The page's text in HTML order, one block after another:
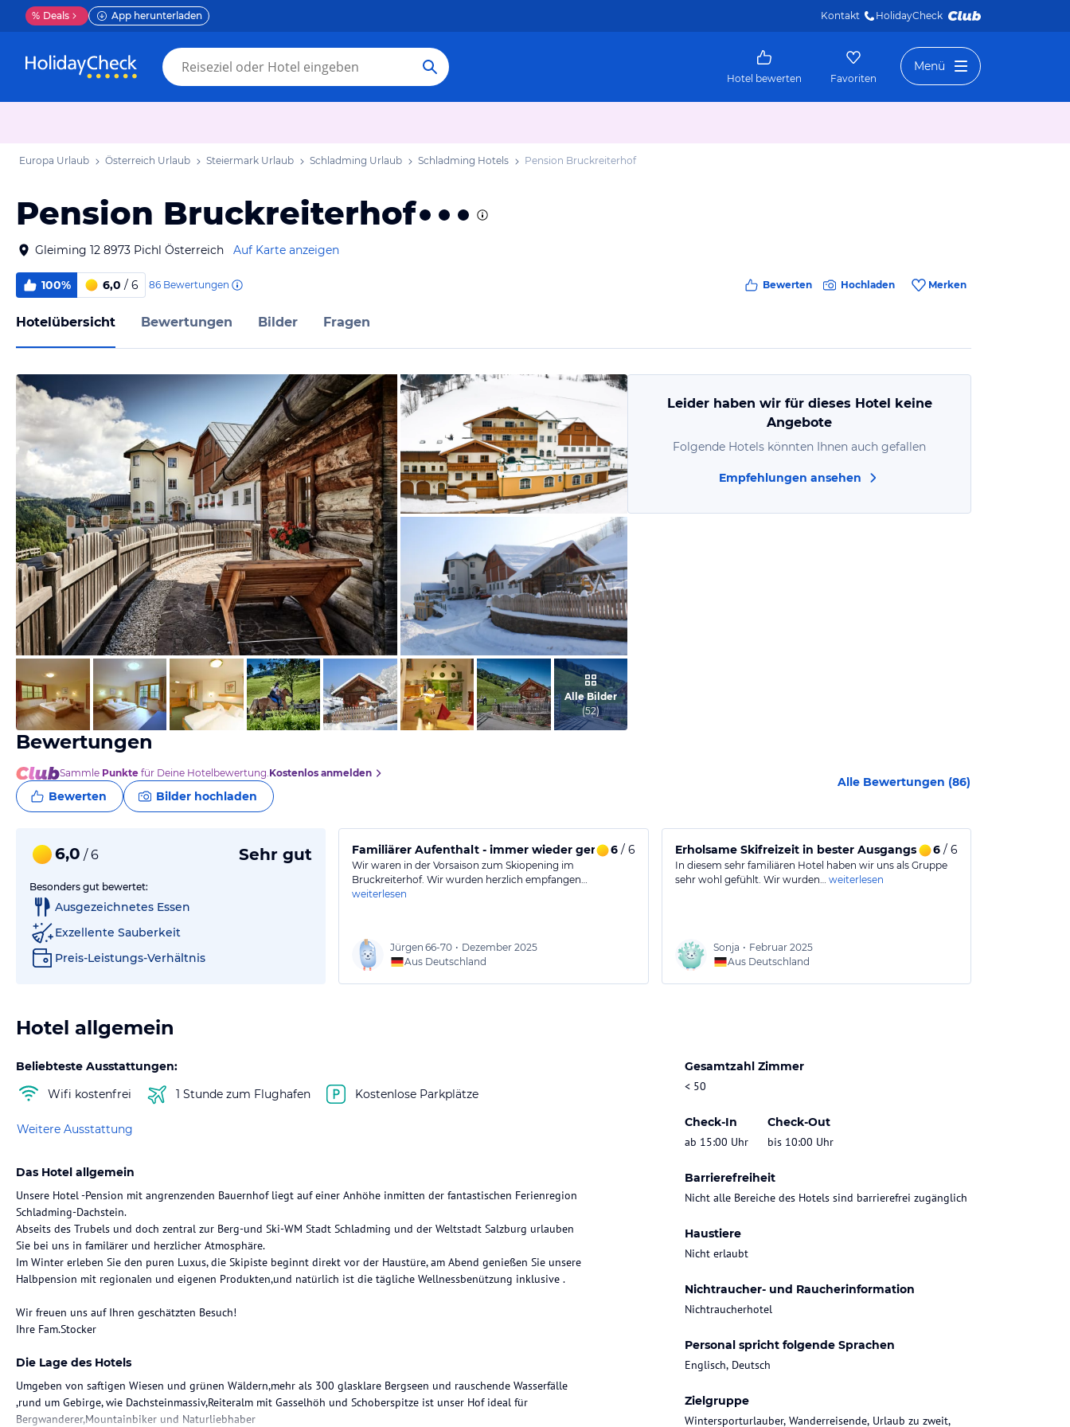
% Deals App herunterladen Kontakt HolidayCheck
Hotel bewerten Favoriten
Menü
Europa Urlaub Österreich Urlaub Steiermark Urlaub Schladming Urlaub Schladming Hotels Pension Bruckreiterhof
Pension Bruckreiterhof
Gleiming 12 8973 Pichl Österreich Auf Karte anzeigen
100% 6,0 / 6 86 Bewertungen Bewerten Hochladen Merken
Hotelübersicht Bewertungen Bilder Fragen
vom Hotelier, November 2020
vom Hotelier, April 2018
vom Hotelier, Februar 2014
Alle Bilder
(52)
Leider haben wir für dieses Hotel keine
Angebote
Folgende Hotels könnten Ihnen auch gefallen
Empfehlungen ansehen
Bewertungen
Sammle Punkte für Deine Hotelbewertung.Kostenlos anmelden
Bewerten Bilder hochladen
Alle Bewertungen (86)
6,0 / 6 Sehr gut
Besonders gut bewertet:
Ausgezeichnetes Essen
Exzellente Sauberkeit
Preis-Leistungs-Verhältnis
Familiärer Aufenthalt - immer wieder gerne6/ 6
Wir waren in der Vorsaison zum Skiopening im
Bruckreiterhof. Wir wurden herzlich empfangen…
weiterlesen
Jürgen 66-70 • Dezember 2025
Aus Deutschland
Erholsame Skifreizeit in bester Ausgangslage
6/ 6
In diesem sehr familiären Hotel haben wir uns als Gruppe
sehr wohl gefühlt. Wir wurden… weiterlesen
Sonja • Februar 2025
Aus Deutschland
Hotel allgemein
Beliebteste Ausstattungen:
Wifi kostenfrei
1 Stunde zum Flughafen Kostenlose Parkplätze
Weitere Ausstattung
Gesamtzahl Zimmer
< 50
Check-In
ab 15:00 Uhr
Check-Out
bis 10:00 Uhr
Barrierefreiheit
Nicht alle Bereiche des Hotels sind barrierefrei zugänglich
Haustiere
Nicht erlaubt
Nichtraucher- und Raucherinformation
Nichtraucherhotel
Personal spricht folgende Sprachen
Englisch, Deutsch
Zielgruppe
Wintersporturlauber, Wanderreisende, Urlaub zu zweit,
Das Hotel allgemein
Unsere Hotel -Pension mit angrenzenden Bauernhof liegt auf einer Anhöhe inmitten der fantastischen Ferienregion
Schladming-Dachstein.
Abseits des Trubels und doch zentral zur Berg-und Ski-WM Stadt Schladming und der Weltstadt Salzburg urlauben
Sie bei uns in familärer und herzlicher Atmosphäre.
Im Winter erleben Sie den puren Luxus, die Skipiste beginnt direkt vor der Haustüre, am Abend genießen Sie unsere
Halbpension mit regionalen und eigenen Produkten,und natürlich ist die tägliche Wellnessbenützung inklusive .
Wir freuen uns auf Ihren geschätzten Besuch!
Ihre Fam.Stocker
Die Lage des Hotels
Umgeben von saftigen Wiesen und grünen Wäldern,mehr als 300 glasklare Bergseen und rauschende Wasserfälle
,rund um Gebirge, wie Dachsteinmassiv,Reiteralm mit Gasselhöh und Schoberspitze ist unser Hof ideal für
Bergwanderer,Mountainbiker und Naturliebhaber